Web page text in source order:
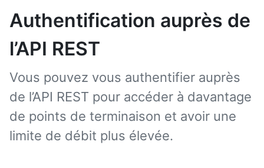
Authentification auprès de
l’API REST
Vous pouvez vous authentifier auprès
de l’API REST pour accéder à davantage
de points de terminaison et avoir une
limite de débit plus élevée.